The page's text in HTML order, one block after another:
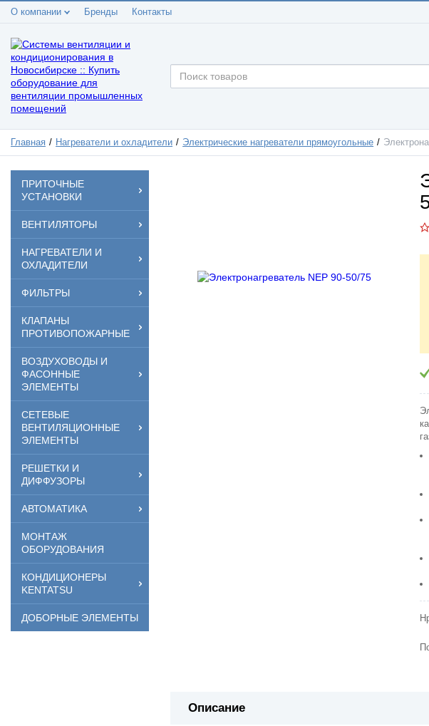
О компании Бренды Контакты
Главная Нагреватели и охладители Электрические нагреватели прямоугольные
ПРИТОЧНЫЕ
УСТАНОВКИ
ВЕНТИЛЯТОРЫ
НАГРЕВАТЕЛИ И
ОХЛАДИТЕЛИ
ФИЛЬТРЫ
КЛАПАНЫ
ПРОТИВОПОЖАРНЫЕ
ВОЗДУХОВОДЫ И
ФАСОННЫЕ
ЭЛЕМЕНТЫ
СЕТЕВЫЕ
ВЕНТИЛЯЦИОННЫЕ
ЭЛЕМЕНТЫ
РЕШЕТКИ И
ДИФФУЗОРЫ
АВТОМАТИКА
МОНТАЖ
ОБОРУДОВАНИЯ
КОНДИЦИОНЕРЫ
KENTATSU
ДОБОРНЫЕ ЭЛЕМЕНТЫ
Описание